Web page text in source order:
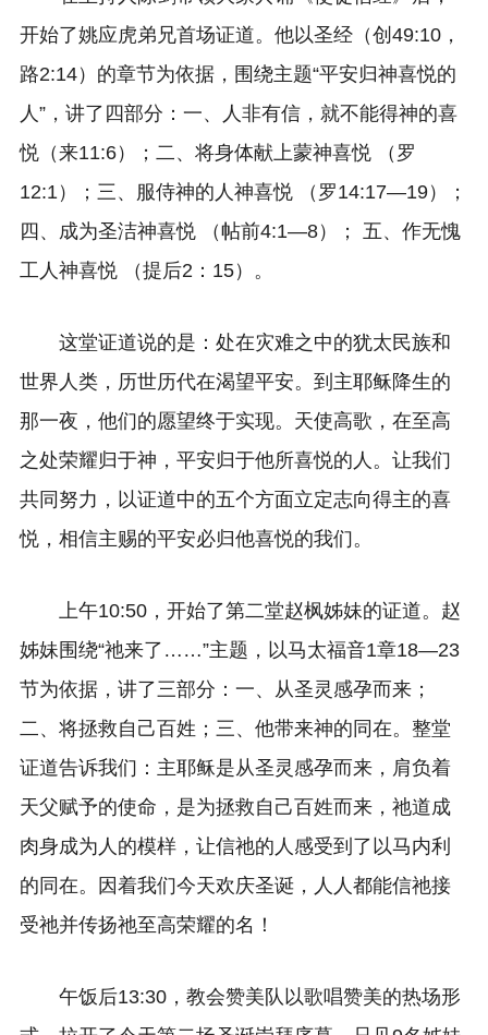
开始了姚应虎弟兄首场证道。他以圣经（创49:10，
路2:14）的章节为依据，围绕主题“平安归神喜悦的
人”，讲了四部分：一、人非有信，就不能得神的喜
悦（来11:6）；二、将身体献上蒙神喜悦 （罗
12:1）；三、服侍神的人神喜悦 （罗14:17—19）；
四、成为圣洁神喜悦 （帖前4:1—8）； 五、作无愧
工人神喜悦 （提后2：15）。
这堂证道说的是：处在灾难之中的犹太民族和
世界人类，历世历代在渴望平安。到主耶稣降生的
那一夜，他们的愿望终于实现。天使高歌，在至高
之处荣耀归于神，平安归于他所喜悦的人。让我们
共同努力，以证道中的五个方面立定志向得主的喜
悦，相信主赐的平安必归他喜悦的我们。
上午10:50，开始了第二堂赵枫姊妹的证道。赵
姊妹围绕“祂来了……”主题，以马太福音1章18—23
节为依据，讲了三部分：一、从圣灵感孕而来；
二、将拯救自己百姓；三、他带来神的同在。整堂
证道告诉我们：主耶稣是从圣灵感孕而来，肩负着
天父赋予的使命，是为拯救自己百姓而来，祂道成
肉身成为人的模样，让信祂的人感受到了以马内利
的同在。因着我们今天欢庆圣诞，人人都能信祂接
受祂并传扬祂至高荣耀的名！
午饭后13:30，教会赞美队以歌唱赞美的热场形